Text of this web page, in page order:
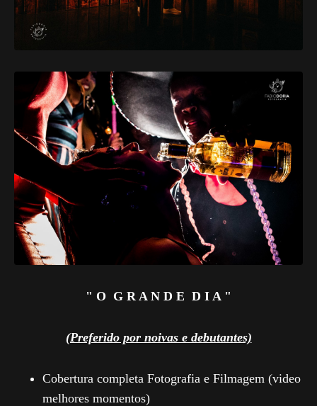
" O G R A N D E D I A "
(Preferido por noivas e debutantes)
Cobertura completa Fotografia e Filmagem (video
melhores momentos)